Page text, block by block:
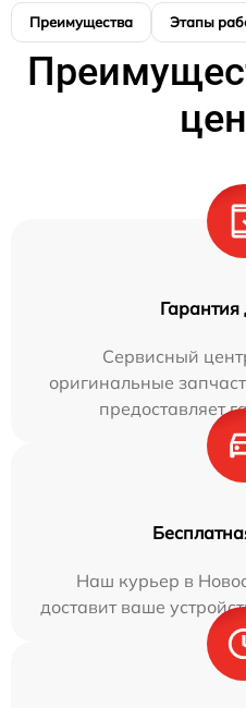
Преимущества Этапы
Гарантия
Сервисный
оригинальные
предоставляет
Наш курьер в
доставит ваше